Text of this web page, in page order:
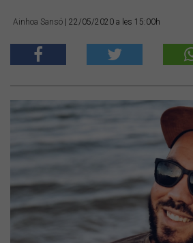
Ainhoa Sansó | 22/05/2020 a les 15:00h